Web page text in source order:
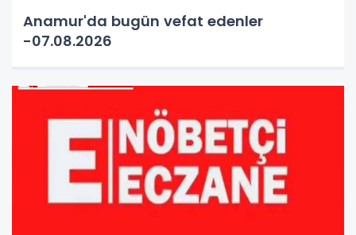
Anamur'da bugün vefat edenler
-07.08.2026